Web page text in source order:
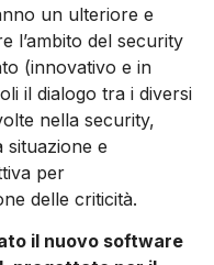
un ulteriore e
l’ambito del security
(in­novativo e in
il dialogo tra i diversi
nella security,
situazione e
per
delle criticità.
il nuovo software